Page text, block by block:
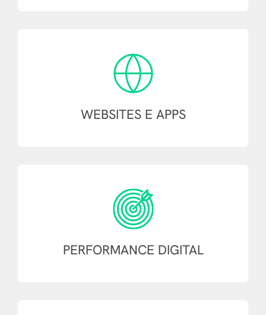
WEBSITES E APPS
PERFORMANCE DIGITAL